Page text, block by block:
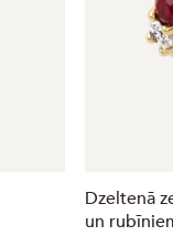
Dzeltenā
un